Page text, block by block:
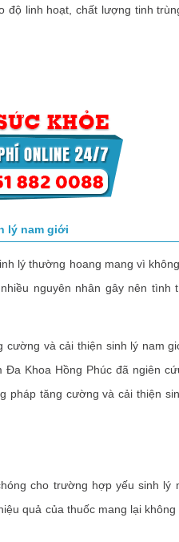
độ linh hoạt, chất lượng tinh
lý nam giới
lý thường hoang mang vì
nguyên nhân gây nên tình
và cải thiện sinh lý nam
Đa Khoa Hồng Phúc đã ngiên
pháp tăng cường và cải thiện
cho trường hợp yếu sinh lý
quả của thuốc mang lại